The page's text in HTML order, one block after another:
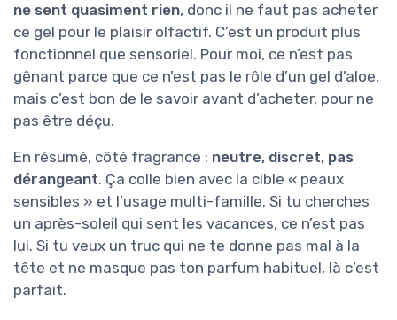
ne sent quasiment rien, donc il ne faut pas acheter
ce gel pour le plaisir olfactif. C’est un produit plus
fonctionnel que sensoriel. Pour moi, ce n’est pas
gênant parce que ce n’est pas le rôle d’un gel d’aloe,
mais c’est bon de le savoir avant d’acheter, pour ne
pas être déçu.
En résumé, côté fragrance : neutre, discret, pas
dérangeant. Ça colle bien avec la cible « peaux
sensibles » et l’usage multi-famille. Si tu cherches
un après-soleil qui sent les vacances, ce n’est pas
lui. Si tu veux un truc qui ne te donne pas mal à la
tête et ne masque pas ton parfum habituel, là c’est
parfait.